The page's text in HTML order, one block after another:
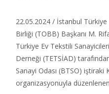
22.05.2024 / İstanbul
Birliği (TOBB) Başkanı M.
Türkiye Ev Tekstili
Derneği (TETSİAD)
Sanayi Odası (BTSO) iştiraki
organizasyonuyla düzenlenen